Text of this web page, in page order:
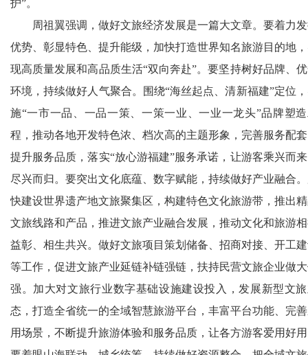
护”。
周祖翼强调，做好文旅经济发展是一篇大文章。要着力
优势、彰显特色、提升能级，加快打造世界知名旅游目的地
现高质量发展和高品质生活“双向奔赴”。要坚持树好品牌、
环境，持续做好人气聚合。围绕“海丝起点、清新福建”定位
施“一市一品、一品一策、一策一业、一业一龙头”品牌塑
程，推动各地开发特色浓、档次高的主题形象，完善服务配
提升服务品质，落实“放心游福建”服务承诺，让游客乘兴而
尽兴而归。要突出文化底蕴、数字赋能，持续做好产业融合
快建设世界遗产地文旅聚集区，构建特色文化旅游带，推出
文旅线路和产品，推进文旅产业融合发展，推动文化和旅游
益彰、相生共兴。做好文旅项目策划储备、招商对接、开工
等工作，促进文旅产业延链补链强链，扶持民营文旅企业做
强。加大对文旅行业数字基础设施建设投入，发展新型文
态，打造全省统一的全域智慧旅游平台，丰富平台功能、完
用场景，不断提升旅游体验和服务品质，让各方游客爱用好